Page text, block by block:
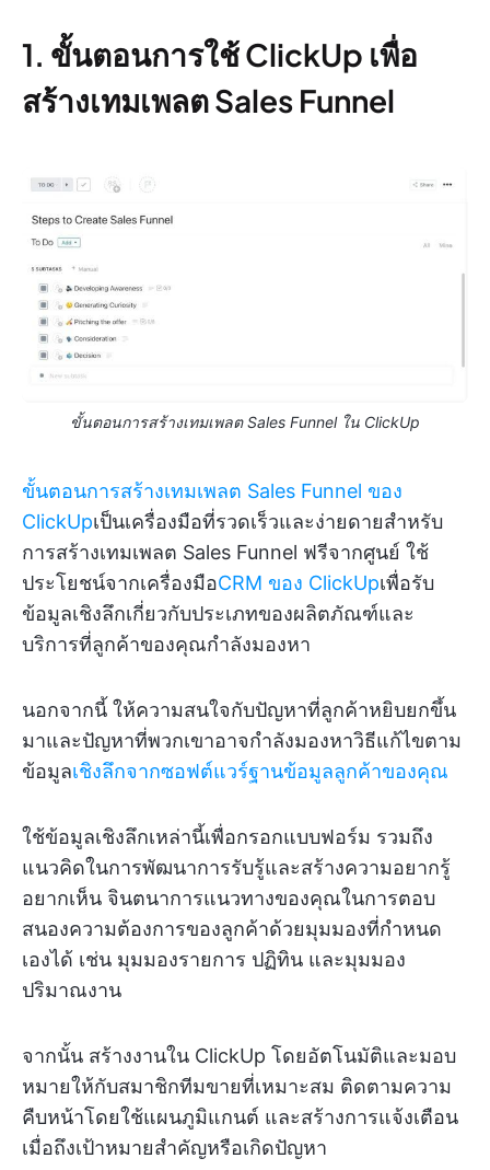
1. ขั้นตอนการใช้ ClickUp เพื่อ
สร้างเทมเพลต Sales Funnel
ขั้นตอนการสร้างเทมเพลต Sales Funnel ใน ClickUp
ขั้นตอนการสร้างเทมเพลต Sales Funnel ของ
ClickUpเป็นเครื่องมือที่รวดเร็วและง่ายดายสำหรับ
การสร้างเทมเพลต Sales Funnel ฟรีจากศูนย์ ใช้
ประโยชน์จากเครื่องมือCRM ของ ClickUpเพื่อรับ
ข้อมูลเชิงลึกเกี่ยวกับประเภทของผลิตภัณฑ์และ
บริการที่ลูกค้าของคุณกำลังมองหา
นอกจากนี้ ให้ความสนใจกับปัญหาที่ลูกค้าหยิบยกขึ้น
มาและปัญหาที่พวกเขาอาจกำลังมองหาวิธีแก้ไขตาม
ข้อมูลเชิงลึกจากซอฟต์แวร์ฐานข้อมูลลูกค้าของคุณ
ใช้ข้อมูลเชิงลึกเหล่านี้เพื่อกรอกแบบฟอร์ม รวมถึง
แนวคิดในการพัฒนาการรับรู้และสร้างความอยากรู้
อยากเห็น จินตนาการแนวทางของคุณในการตอบ
สนองความต้องการของลูกค้าด้วยมุมมองที่กำหนด
เองได้ เช่น มุมมองรายการ ปฏิทิน และมุมมอง
ปริมาณงาน
จากนั้น สร้างงานใน ClickUp โดยอัตโนมัติและมอบ
หมายให้กับสมาชิกทีมขายที่เหมาะสม ติดตามความ
คืบหน้าโดยใช้แผนภูมิแกนต์ และสร้างการแจ้งเตือน
เมื่อถึงเป้าหมายสำคัญหรือเกิดปัญหา